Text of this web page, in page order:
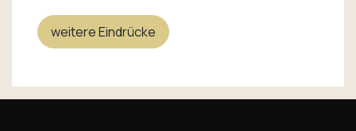
weitere Eindrücke